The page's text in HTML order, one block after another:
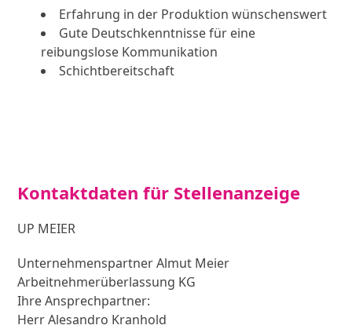
Erfahrung in der Produktion wünschenswert
Gute Deutschkenntnisse für eine
reibungslose Kommunikation
Schichtbereitschaft
Kontaktdaten für Stellenanzeige
UP MEIER
Unternehmenspartner Almut Meier
Arbeitnehmerüberlassung KG
Ihre Ansprechpartner:
Herr Alesandro Kranhold